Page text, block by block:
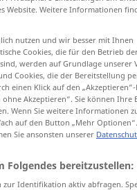
Website. Weitere Informationen
nutzen und wir besser mit Ihnen
Cookies, die für den Betrieb
werden auf Grundlage unserer
Cookies, die der Bereitstellung
einen Klick auf den
Akzeptieren“. Sie können Ihre
Wenn Sie weitere Informationen
auf den Button „Mehr Optionen“.
Sie ansonsten unserer
Folgendes bereitzustellen:
zur Identifikation aktiv abfragen.